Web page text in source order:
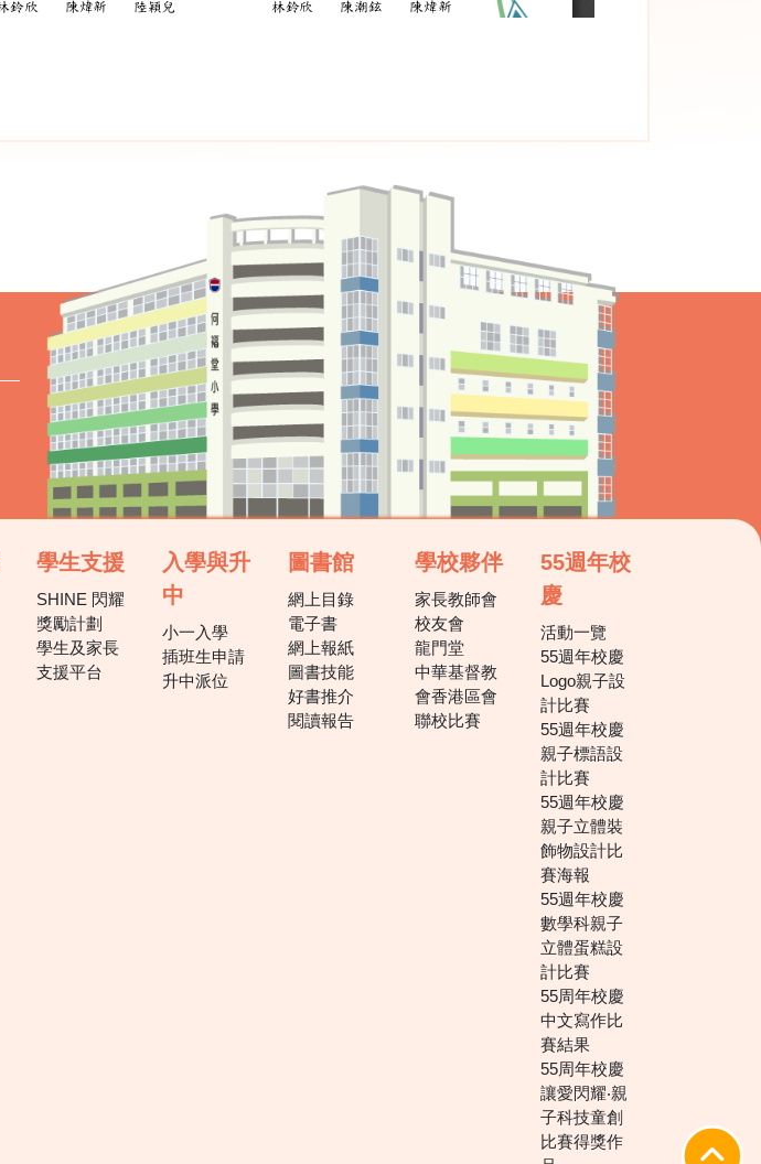
學生支援
SHINE 閃耀
獎勵計劃
學生及家長
支援平台
入學與升
中
小一入學
插班生申請
升中派位
圖書館
網上目錄
電子書
網上報紙
圖書技能
好書推介
閱讀報告
學校夥伴
家長教師會
校友會
龍門堂
中華基督教
會香港區會
聯校比賽
55週年校
慶
活動一覽
55週年校慶
Logo親子設
計比賽
55週年校慶
親子標語設
計比賽
55週年校慶
親子立體裝
飾物設計比
賽海報
55週年校慶
數學科親子
立體蛋糕設
計比賽
55周年校慶
中文寫作比
賽結果
55周年校慶
讓愛閃耀‧親
子科技童創
比賽得獎作